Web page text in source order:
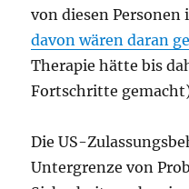
von diesen
davon wären daran
Therapie hätte bis
Fortschritte
Die US-
Untergrenze von